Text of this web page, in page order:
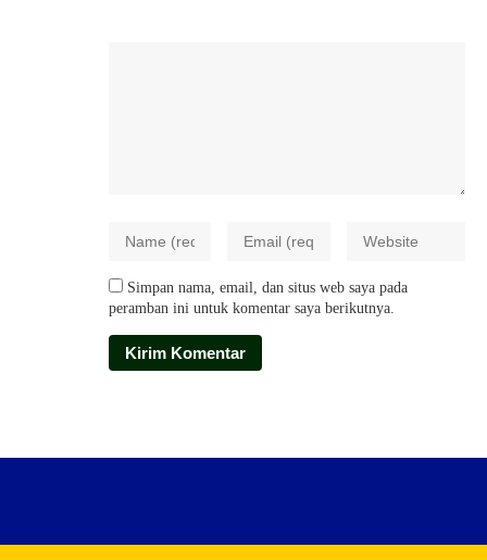
Simpan nama, email, dan situs web saya pada
peramban ini untuk komentar saya berikutnya.